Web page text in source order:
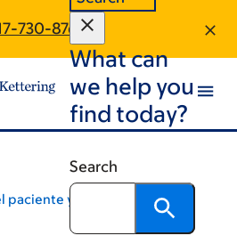
730-8766
What can
we help you
find today?
Search
paciente y la comunidad